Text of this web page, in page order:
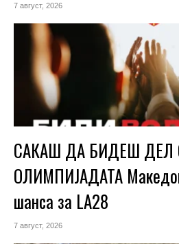
7 август, 2026
САКАШ ДА БИДЕШ ДЕЛ
ОЛИМПИЈАДАТА
шанса за LA28
7 август, 2026